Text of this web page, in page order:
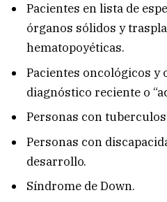
Pacientes en lista de
órganos sólidos y
hematopoyéticas.
Pacientes oncológicos
diagnóstico reciente o
Personas con
Personas con
desarrollo.
Síndrome de Down.